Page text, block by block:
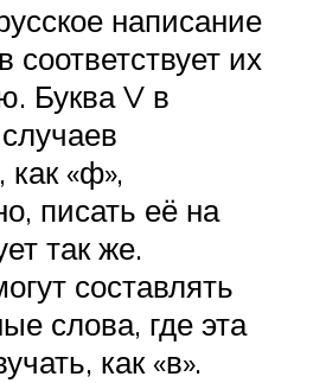
написание
соответствует их
Буква V в
как «ф»,
писать её на
так же.
составлять
слова, где эта
как «в».